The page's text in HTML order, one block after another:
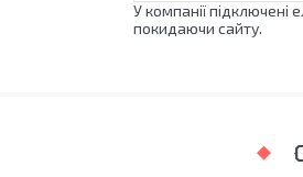
У компанії
покидаючи сайту.